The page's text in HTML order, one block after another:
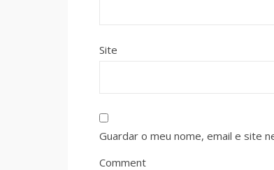
Site
Guardar o meu nome, email e site
Comment